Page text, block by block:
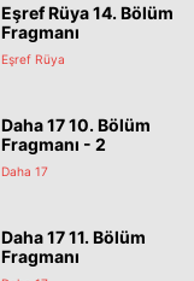
Eşref Rüya 14. Bölüm
Fragmanı
Eşref Rüya
Daha 17 10. Bölüm
Fragmanı - 2
Daha 17
Daha 17 11. Bölüm
Fragmanı